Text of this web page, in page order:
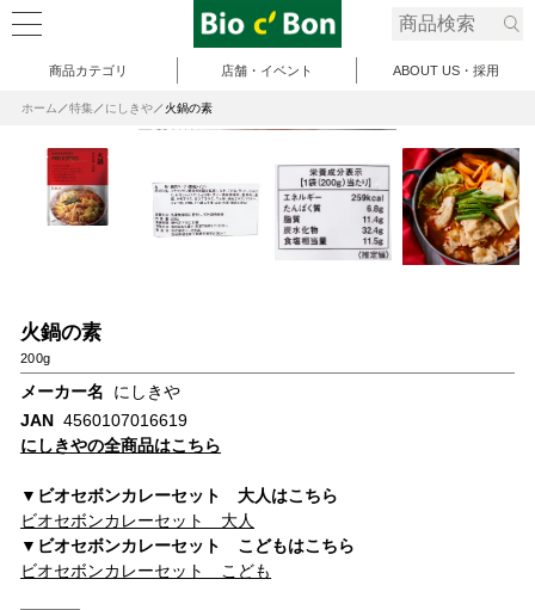
商品カテゴリ 店舗・イベント ABOUT US・採用
ホーム 特集 にしきや 火鍋の素
火鍋の素
200g
メーカー名
にしきや
JAN 4560107016619
にしきやの全商品はこちら
▼ビオセボンカレーセット 大人はこちら
ビオセボンカレーセット 大人
▼ビオセボンカレーセット こどもはこちら
ビオセボンカレーセット こども